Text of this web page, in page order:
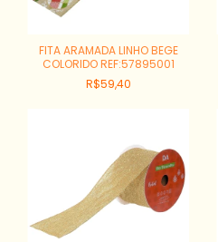
FITA ARAMADA LINHO BEGE
COLORIDO REF:57895001
R$59,40